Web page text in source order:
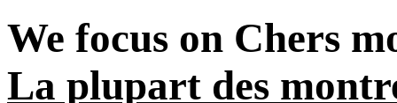
We focus on Chers
La plupart des